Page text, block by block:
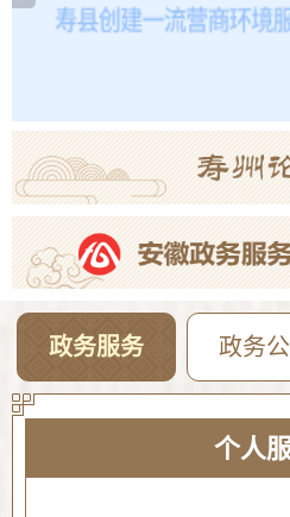
【曝光·第104期】寿县这些人不
政务服务 政务
个人